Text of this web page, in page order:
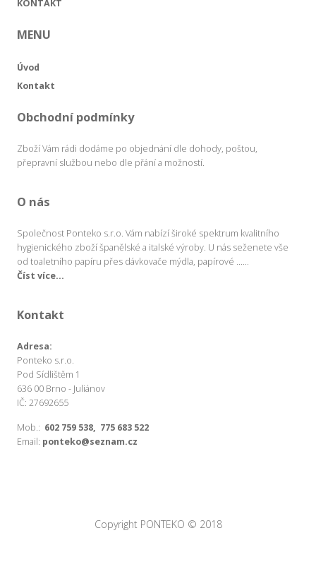
KONTAKT
MENU
Úvod
Kontakt
Obchodní podmínky
Zboží Vám rádi dodáme po objednání dle dohody, poštou,
přepravní službou nebo dle přání a možností.
O nás
Společnost Ponteko s.r.o. Vám nabízí široké spektrum kvalitního
hygienického zboží španělské a italské výroby. U nás seženete vše
od toaletního papíru přes dávkovače mýdla, papírové ......
Číst více...
Kontakt
Adresa:
Ponteko s.r.o.
Pod Sídlištěm 1
636 00 Brno - Juliánov
IČ: 27692655
Mob.: 602 759 538, 775 683 522
Email: ponteko@seznam.cz
Copyright PONTEKO © 2018